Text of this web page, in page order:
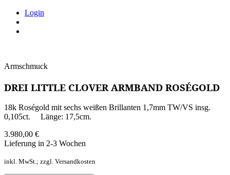
Login
Armschmuck
DREI LITTLE CLOVER ARMBAND ROSÉGOLD
18k Roségold mit sechs weißen Brillanten 1,7mm TW/VS insg.
0,105ct. Länge: 17,5cm.
3.980,00 €
Lieferung in 2-3 Wochen
inkl. MwSt.; zzgl. Versandkosten